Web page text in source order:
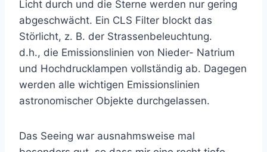
Licht durch und die Sterne werden nur gering
abgeschwächt. Ein CLS Filter blockt das
Störlicht, z. B. der Strassenbeleuchtung.
d.h., die Emissionslinien von Nieder- Natrium
und Hochdrucklampen vollständig ab. Dagegen
werden alle wichtigen Emissionslinien
astronomischer Objekte durchgelassen.
Das Seeing war ausnahmsweise mal